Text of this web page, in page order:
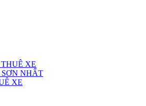
XE
NHẤT
XE